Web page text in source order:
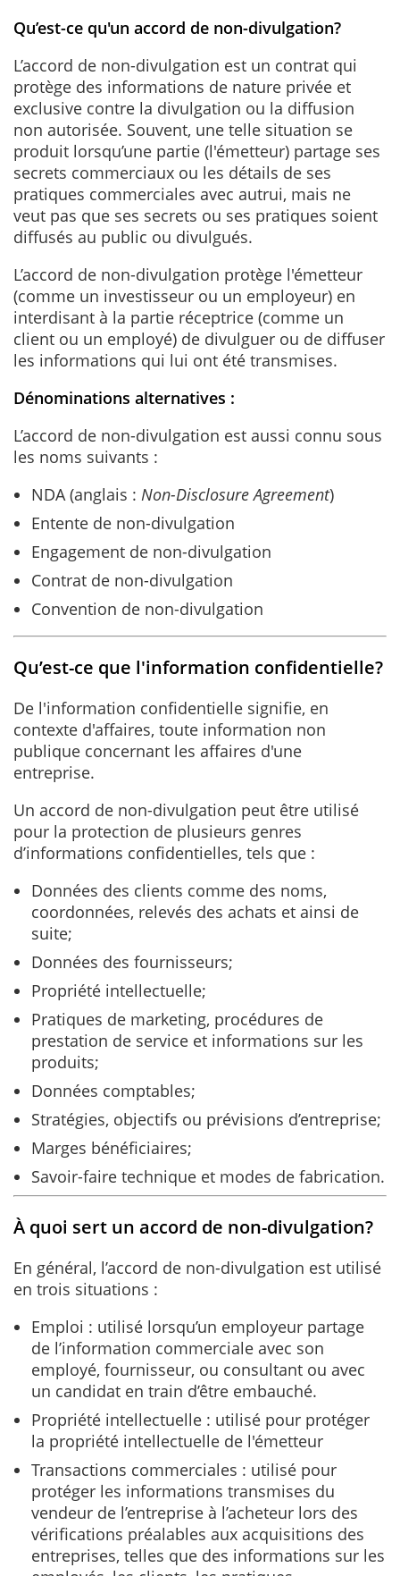
Qu’est-ce qu'un accord de non-divulgation?
L’accord de non-divulgation est un contrat qui
protège des informations de nature privée et
exclusive contre la divulgation ou la diffusion
non autorisée. Souvent, une telle situation se
produit lorsqu’une partie (l'émetteur) partage ses
secrets commerciaux ou les détails de ses
pratiques commerciales avec autrui, mais ne
veut pas que ses secrets ou ses pratiques soient
diffusés au public ou divulgués.
L’accord de non-divulgation protège l'émetteur
(comme un investisseur ou un employeur) en
interdisant à la partie réceptrice (comme un
client ou un employé) de divulguer ou de diffuser
les informations qui lui ont été transmises.
Dénominations alternatives :
L’accord de non-divulgation est aussi connu sous
les noms suivants :
NDA (anglais : Non-Disclosure Agreement)
Entente de non-divulgation
Engagement de non-divulgation
Contrat de non-divulgation
Convention de non-divulgation
Qu’est-ce que l'information confidentielle?
De l'information confidentielle signifie, en
contexte d'affaires, toute information non
publique concernant les affaires d'une
entreprise.
Un accord de non-divulgation peut être utilisé
pour la protection de plusieurs genres
d’informations confidentielles, tels que :
Données des clients comme des noms,
coordonnées, relevés des achats et ainsi de
suite;
Données des fournisseurs;
Propriété intellectuelle;
Pratiques de marketing, procédures de
prestation de service et informations sur les
produits;
Données comptables;
Stratégies, objectifs ou prévisions d’entreprise;
Marges bénéficiaires;
Savoir-faire technique et modes de fabrication.
À quoi sert un accord de non-divulgation?
En général, l’accord de non-divulgation est utilisé
en trois situations :
Emploi : utilisé lorsqu’un employeur partage
de l’information commerciale avec son
employé, fournisseur, ou consultant ou avec
un candidat en train d’être embauché.
Propriété intellectuelle : utilisé pour protéger
la propriété intellectuelle de l'émetteur
Transactions commerciales : utilisé pour
protéger les informations transmises du
vendeur de l’entreprise à l’acheteur lors des
vérifications préalables aux acquisitions des
entreprises, telles que des informations sur les